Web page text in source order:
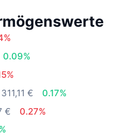
0.09%
311,11 €
0.17%
€
0.27%